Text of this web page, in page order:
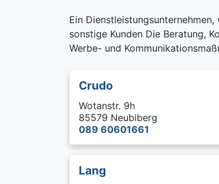
Ein
sonstige Kunden Die Beratung,
Werbe- und
Crudo
Wotanstr. 9h
85579 Neubiberg
089 60601661
Lang